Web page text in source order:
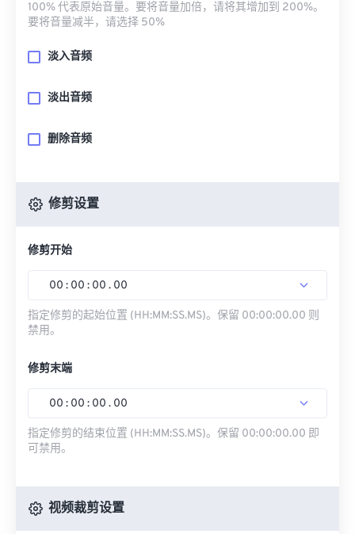
100% 代表原始音量。要将音量加倍，请将其增加到 200%。
要将音量减半，请选择 50%
淡入音频
淡出音频
删除音频
修剪设置
修剪开始
00 : 00 : 00 . 00
指定修剪的起始位置 (HH:MM:SS.MS)。保留 00:00:00.00 则
禁用。
修剪末端
00 : 00 : 00 . 00
指定修剪的结束位置 (HH:MM:SS.MS)。保留 00:00:00.00 即
可禁用。
视频裁剪设置